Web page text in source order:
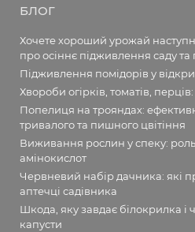
БЛОГ
Хочете хороший урожай
про осіннє підживлення саду та
Підживлення помідорів у
Хвороби огірків, томатів,
Попелиця на трояндах:
тривалого та пишного цвітіння
Виживання рослин у спеку: роль
амінокислот
Червневий набір дачника: які
аптечці садівника
Шкода, яку завдає білокрилка
капусти